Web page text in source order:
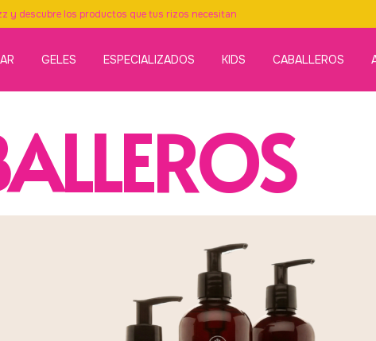
y descubre los productos que tus rizos necesitan
GELES ESPECIALIZADOS KIDS CABALLEROS